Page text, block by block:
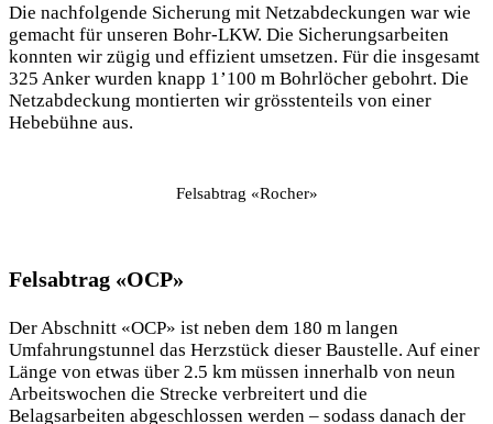
Die nachfolgende Sicherung mit Netzabdeckungen war wie
gemacht für unseren Bohr-LKW. Die Sicherungsarbeiten
konnten wir zügig und effizient umsetzen. Für die insgesamt
325 Anker wurden knapp 1’100 m Bohrlöcher gebohrt. Die
Netzabdeckung montierten wir grösstenteils von einer
Hebebühne aus.
Felsabtrag «Rocher»
Felsabtrag «OCP»
Der Abschnitt «OCP» ist neben dem 180 m langen
Umfahrungstunnel das Herzstück dieser Baustelle. Auf einer
Länge von etwas über 2.5 km müssen innerhalb von neun
Arbeitswochen die Strecke verbreitert und die
Belagsarbeiten abgeschlossen werden – sodass danach der